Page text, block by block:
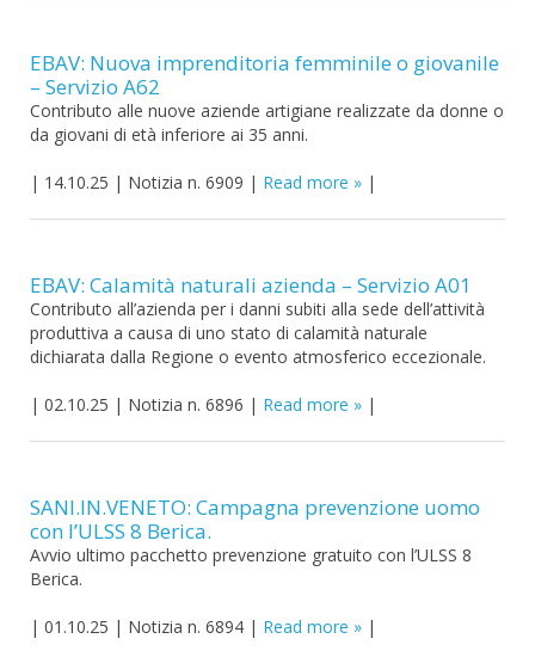
EBAV: Nuova imprenditoria femminile o giovanile
– Servizio A62
Contributo alle nuove aziende artigiane realizzate da donne o
da giovani di età inferiore ai 35 anni.
| 14.10.25 | Notizia n. 6909 | Read more |
EBAV: Calamità naturali azienda – Servizio A01
Contributo all’azienda per i danni subiti alla sede dell’attività
produttiva a causa di uno stato di calamità naturale
dichiarata dalla Regione o evento atmosferico eccezionale.
| 02.10.25 | Notizia n. 6896 | Read more |
SANI.IN.VENETO: Campagna prevenzione uomo
con l’ULSS 8 Berica.
Avvio ultimo pacchetto prevenzione gratuito con l’ULSS 8
Berica.
| 01.10.25 | Notizia n. 6894 | Read more |